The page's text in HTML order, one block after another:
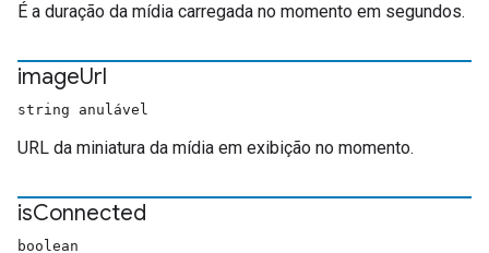
É a duração da mídia carregada no momento em segundos.
imageUrl
string anulável
URL da miniatura da mídia em exibição no momento.
isConnected
boolean